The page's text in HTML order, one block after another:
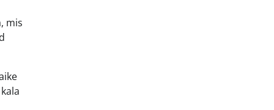
mis